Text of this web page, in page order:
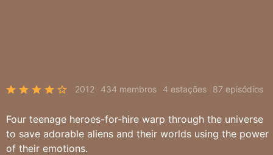
2012 434 membros 4 estações 87 episódios
Four teenage heroes-for-hire warp through the universe
to save adorable aliens and their worlds using the power
of their emotions.